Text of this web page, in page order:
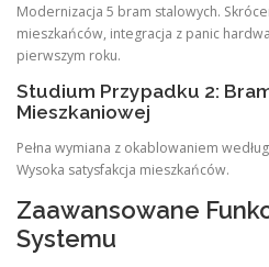
Modernizacja 5 bram stalowych.
mieszkańców, integracja z panic
pierwszym roku.
Studium Przypadku 2:
Mieszkaniowej
Pełna wymiana z okablowaniem
Wysoka satysfakcja mieszkańców.
Zaawansowane
Systemu